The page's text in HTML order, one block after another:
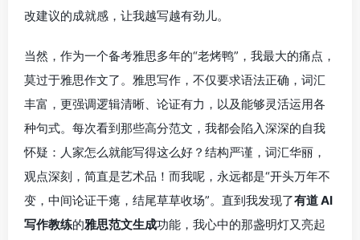
改建议的成就感，让我越写越有劲儿。
当然，作为一个备考雅思多年的“老烤鸭”，我最大的痛点，
莫过于雅思作文了。雅思写作，不仅要求语法正确，词汇
丰富，更强调逻辑清晰、论证有力，以及能够灵活运用各
种句式。每次看到那些高分范文，我都会陷入深深的自我
怀疑：人家怎么就能写得这么好？结构严谨，词汇华丽，
观点深刻，简直是艺术品！而我呢，永远都是“开头万年不
变，中间论证干瘪，结尾草草收场”。直到我发现了有道 AI
写作教练的雅思范文生成功能，我心中的那盏明灯又亮起